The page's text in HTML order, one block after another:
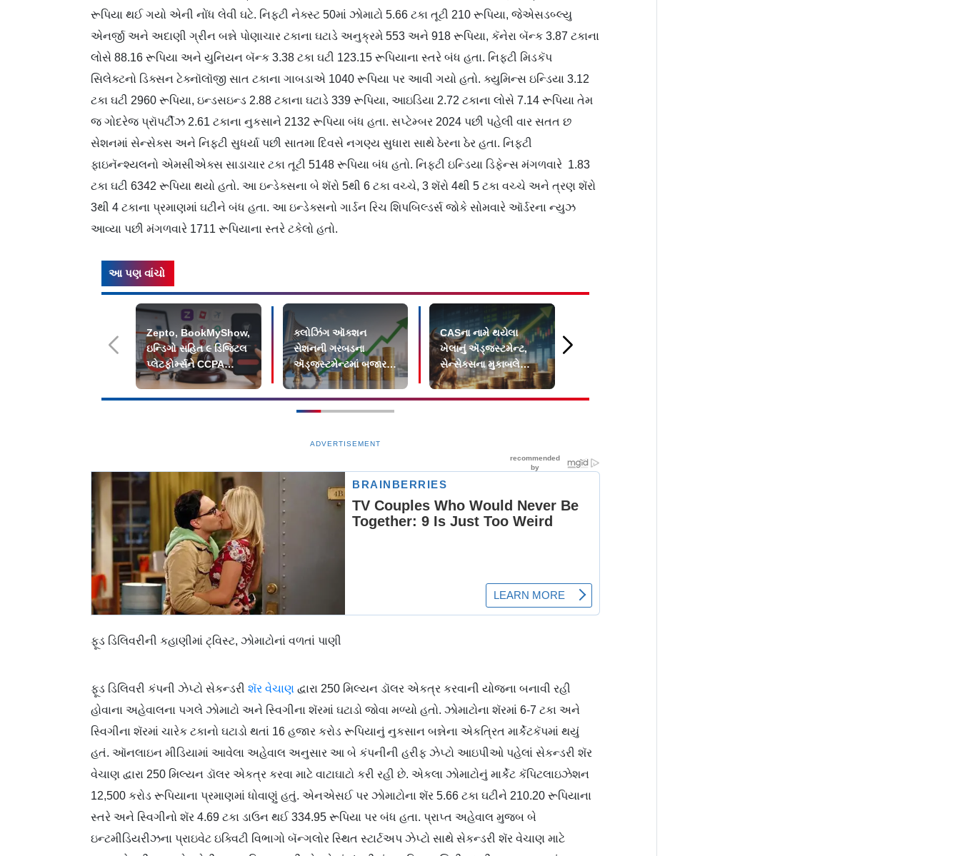
રૂપિયા થઈ ગયો એની નોંધ લેવી ઘટે. નિફ્ટી નેક્સ્ટ 50માં ઝોમાટો 5.66 ટકા તૂટી 210 રૂપિયા, જેએસડબ્લ્યુ
એનર્જી અને અદાણી ગ્રીન બન્ને પોણાચાર ટકાના ઘટાડે અનુક્રમે 553 અને 918 રૂપિયા, કૅનેરા બૅન્ક 3.87 ટકાના
લોસે 88.16 રૂપિયા અને યુનિયન બૅન્ક 3.38 ટકા ઘટી 123.15 રૂપિયાના સ્તરે બંધ હતા. નિફ્ટી મિડકૅપ
સિલેક્ટનો ડિક્સન ટેક્નૉલૉજી સાત ટકાના ગાબડાએ 1040 રૂપિયા પર આવી ગયો હતો. ક્યુમિન્સ ઇન્ડિયા 3.12
ટકા ઘટી 2960 રૂપિયા, ઇન્ડસઇન્ડ 2.88 ટકાના ઘટાડે 339 રૂપિયા, આઇડિયા 2.72 ટકાના લોસે 7.14 રૂપિયા તેમ
જ ગોદરેજ પ્રૉપર્ટીઝ 2.61 ટકાના નુકસાને 2132 રૂપિયા બંધ હતા. સપ્ટેમ્બર 2024 પછી પહેલી વાર સતત છ
સેશનમાં સેન્સેક્સ અને નિફ્ટી સુધર્યા પછી સાતમા દિવસે નગણ્ય સુધારા સાથે ઠેરના ઠેર હતા. નિફ્ટી
ફાઇનૅન્શ્યલનો એમસીએક્સ સાડાચાર ટકા તૂટી 5148 રૂપિયા બંધ હતો. નિફ્ટી ઇન્ડિયા ડિફેન્સ મંગળવારે 1.83
ટકા ઘટી 6342 રૂપિયા થયો હતો. આ ઇન્ડેક્સના બે શૅરો 5થી 6 ટકા વચ્ચે, 3 શૅરો 4થી 5 ટકા વચ્ચે અને ત્રણ શૅરો
3થી 4 ટકાના પ્રમાણમાં ઘટીને બંધ હતા. આ ઇન્ડેક્સનો ગાર્ડન રિચ શિપબિલ્ડર્સ જોકે સોમવારે ઑર્ડરના ન્યુઝ
આવ્યા પછી મંગળવારે 1711 રૂપિયાના સ્તરે ટકેલો હતો.
આ પણ વાંચો
Zepto, BookMyShow,
ઇન્ડિગો સહિત ૯ ડિજિટલ
પ્લેટફોર્મ્સને CCPA
ફટકાર્યો દંડ
ક્લોઝિંગ ઑક્શન
સેશનની ગરબડના
ઍડ્જસ્ટમેન્ટમાં બજાર
પ્લસમાં બંધ
CASના નામે થયેલા
ખેલાનું ઍડ્જસ્ટમેન્ટ,
સેન્સેક્સના મુકાબલે
નિફ્ટીમાં મોટો ઘટાડો
ADVERTISEMENT
ફૂડ ડિલિવરીની કહાણીમાં ટ‍્વિસ્ટ, ઝોમાટોનાં વળતાં પાણી
ફૂડ ડિલિવરી કંપની ઝેપ્ટો સેકન્ડરી શૅર વેચાણ દ્વારા 250 મિલ્યન ડૉલર એકત્ર કરવાની યોજના બનાવી રહી
હોવાના અહેવાલના પગલે ઝોમાટો અને સ્વિગીના શૅરમાં ઘટાડો જોવા મળ્યો હતો. ઝોમાટોના શૅરમાં 6-7 ટકા અને
સ્વિગીના શૅરમાં ચારેક ટકાનો ઘટાડો થતાં 16 હજાર કરોડ રૂપિયાનું નુકસાન બન્નેના એકત્રિત માર્કેટકૅપમાં થયું
હતં. ઑનલાઇન મીડિયામાં આવેલા અહેવાલ અનુસાર આ બે કંપનીની હરીફ ઝેપ્ટો આઇપીઓ પહેલાં સેકન્ડરી શૅર
વેચાણ દ્વારા 250 મિલ્યન ડૉલર એકત્ર કરવા માટે વાટાઘાટો કરી રહી છે. એકલા ઝોમાટોનું માર્કેટ કૅપિટલાઇઝેશન
12,500 કરોડ રૂપિયાના પ્રમાણમાં ધોવાણું હતું. એનએસઈ પર ઝોમાટોના શૅર 5.66 ટકા ઘટીને 210.20 રૂપિયાના
સ્તરે અને સ્વિગીનો શૅર 4.69 ટકા ડાઉન થઈ 334.95 રૂપિયા પર બંધ હતા. પ્રાપ્ત અહેવાલ મુજબ બે
ઇન્ટમીડિયરીઝના પ્રાઇવેટ ઇક્વિટી વિભાગો બૅન્ગલોર સ્થિત સ્ટાર્ટઅપ ઝેપ્ટો સાથે સેકન્ડરી શૅર વેચાણ માટે